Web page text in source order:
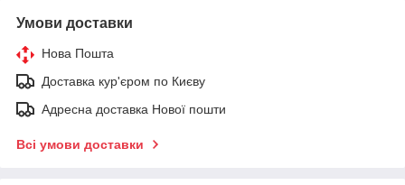
Умови доставки
Нова Пошта
Доставка кур'єром по Києву
Адресна доставка Нової пошти
Всі умови доставки